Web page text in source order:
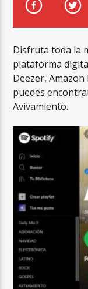
Aviva2
Disfruta toda la
plataforma
Deezer, Amazon
puedes
Avivamiento.